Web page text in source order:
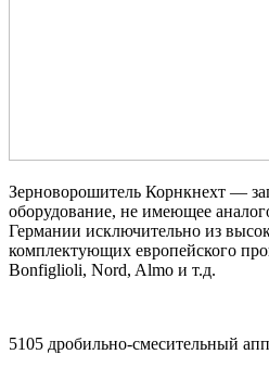
Зерноворошитель Корнкнехт —
оборудование, не имеющее
Германии исключительно из
комплектующих европейского
Bonfiglioli, Nord, Almo и т.д.
5105 дробильно-смесительный